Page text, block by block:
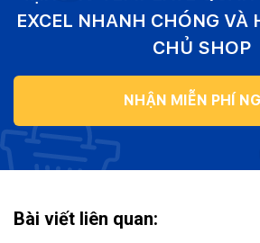
EXCEL NHANH CHÓNG VÀ
CHỦ SHOP
NHẬN MIỄN PHÍ
Bài viết liên quan: